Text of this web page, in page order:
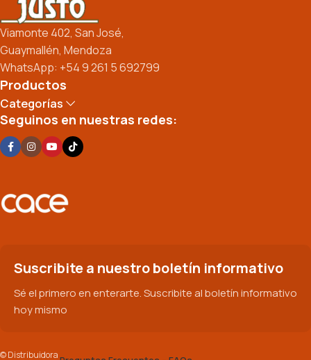
Viamonte 402, San José,
Guaymallén, Mendoza
WhatsApp: +54 9 261 5 692799
Productos
Categorías
Seguinos en nuestras redes:
Suscribite a nuestro boletín informativo
Sé el primero en enterarte. Suscribite al boletín informativo
hoy mismo
© Distribuidora